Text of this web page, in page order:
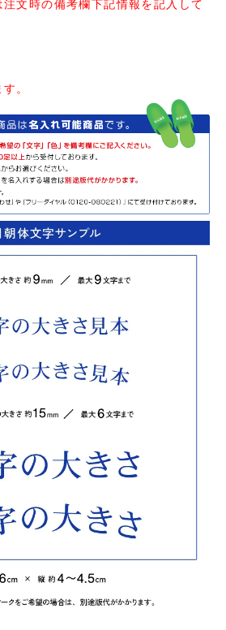
文時の備考欄下記情報を記入して
。